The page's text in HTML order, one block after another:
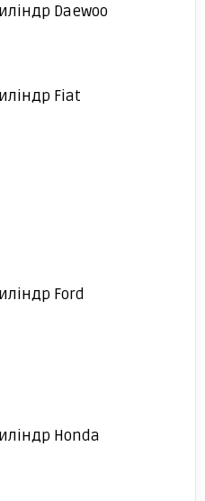
Daewoo
Fiat
Ford
Honda